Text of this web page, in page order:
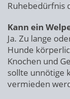
Ruhebedürfnis
Kann ein
Ja. Zu lange
Hunde
Knochen und
sollte unnötige
vermieden